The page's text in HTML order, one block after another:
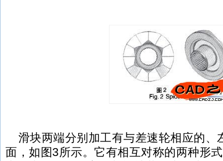
滑块两端分别加工有与差速轮相应的、
面，如图3所示。它有相互对称的两种形